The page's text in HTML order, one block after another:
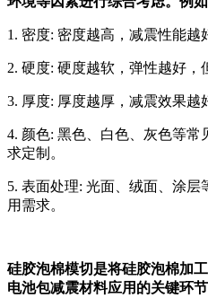
1. 密度: 密度越高，减震性能越
2. 硬度: 硬度越软，弹性越好，
3. 厚度: 厚度越厚，减震效果越
4. 颜色: 黑色、白色、灰色等
求定制。
5. 表面处理: 光面、绒面、涂
用需求。
硅胶泡棉模切是将硅胶泡棉加
电池包减震材料应用的关键环